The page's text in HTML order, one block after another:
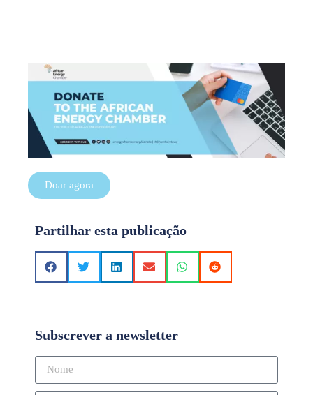
Doar agora
Partilhar esta publicação
Subscrever a newsletter